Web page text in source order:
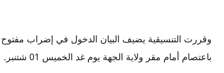
وقررت التنسيقية يضيف البيان الدخول في إضراب مفتوح
باعتصام أمام مقر ولاية الجهة يوم غد الخميس 01 شتنبر.